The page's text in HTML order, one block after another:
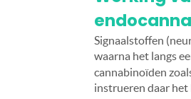
Signaalstoffen
waarna het langs
cannabinoïden
instrueren daar het